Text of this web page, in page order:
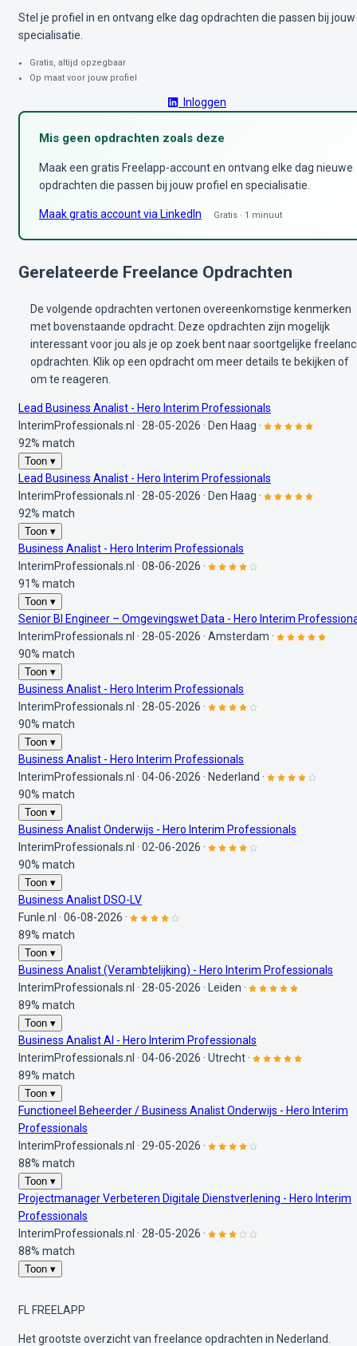
Stel je profiel in en ontvang elke dag opdrachten die passen bij jouw
specialisatie.
Gratis, altijd opzegbaar
Op maat voor jouw profiel
Inloggen
Mis geen opdrachten zoals deze
Maak een gratis Freelapp-account en ontvang elke dag nieuwe
opdrachten die passen bij jouw profiel en specialisatie.
Maak gratis account via LinkedIn Gratis · 1 minuut
Gerelateerde Freelance Opdrachten
De volgende opdrachten vertonen overeenkomstige kenmerken
met bovenstaande opdracht. Deze opdrachten zijn mogelijk
interessant voor jou als je op zoek bent naar soortgelijke
opdrachten. Klik op een opdracht om meer details te bekijken of
om te reageren.
Lead Business Analist - Hero Interim Professionals
InterimProfessionals.nl · 28-05-2026 · Den Haag ·
92% match
Toon ▾
Lead Business Analist - Hero Interim Professionals
InterimProfessionals.nl · 28-05-2026 · Den Haag ·
92% match
Toon ▾
Business Analist - Hero Interim Professionals
InterimProfessionals.nl · 08-06-2026 ·
91% match
Toon ▾
Senior BI Engineer – Omgevingswet Data - Hero Interim
InterimProfessionals.nl · 28-05-2026 · Amsterdam ·
90% match
Toon ▾
Business Analist - Hero Interim Professionals
InterimProfessionals.nl · 28-05-2026 ·
90% match
Toon ▾
Business Analist - Hero Interim Professionals
InterimProfessionals.nl · 04-06-2026 · Nederland ·
90% match
Toon ▾
Business Analist Onderwijs - Hero Interim Professionals
InterimProfessionals.nl · 02-06-2026 ·
90% match
Toon ▾
Business Analist DSO-LV
Funle.nl · 06-08-2026 ·
89% match
Toon ▾
Business Analist (Verambtelijking) - Hero Interim Professionals
InterimProfessionals.nl · 28-05-2026 · Leiden ·
89% match
Toon ▾
Business Analist AI - Hero Interim Professionals
InterimProfessionals.nl · 04-06-2026 · Utrecht ·
89% match
Toon ▾
Functioneel Beheerder / Business Analist Onderwijs - Hero Interim
Professionals
InterimProfessionals.nl · 29-05-2026 ·
88% match
Toon ▾
Projectmanager Verbeteren Digitale Dienstverlening - Hero Interim
Professionals
InterimProfessionals.nl · 28-05-2026 ·
88% match
Toon ▾
FL FREELAPP
Het grootste overzicht van freelance opdrachten in Nederland.